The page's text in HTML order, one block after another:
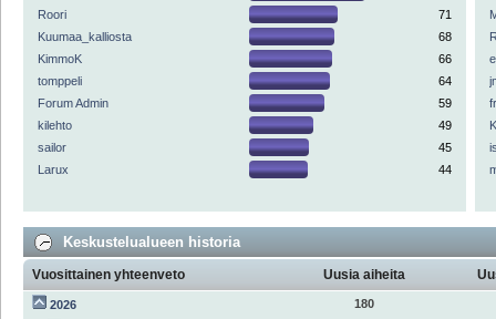
Roori
71
Kuumaa_kalliosta
68
KimmoK
66
tomppeli
64
Forum Admin
59
kilehto
49
sailor
45
Larux
44
Keskustelualueen historia
Vuosittainen yhteenveto Uusia aiheita
2026
180